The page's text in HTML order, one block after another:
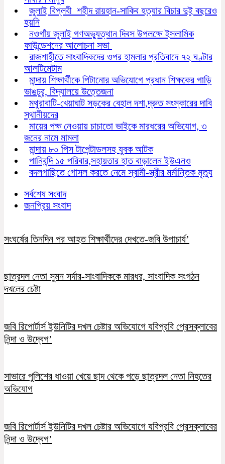
জুলাই বিপ্লবী শহীদ রায়হান-সাকিব হত্যার বিচার দুই বছরেও
হয়নি
নওগাঁয় জুলাই গণঅভ্যুত্থান দিবস উপলক্ষে ইসলামিক
ফাউন্ডেশনের আলোচনা সভা
রাজশাহীতে সাংবাদিকদের ওপর হামলার প্রতিবাদে ৭২ ঘণ্টার
আলটিমেটাম
মান্দায় শিক্ষার্থীকে পিটানোর অভিযোগে প্রধান শিক্ষকের গাড়ি
ভাঙচুর, বিদ্যালয়ে উত্তেজনা
মথুরাবাটি-খেয়াঘাট সড়কের বেহাল দশা,দ্রুত সংস্কারের দাবি
স্থানীয়দের
মায়ের পক্ষ নেওয়ায় চাচাতো ভাইকে মারধরের অভিযোগ, ৩
জনের নামে মামলা
মান্দায় ৮০ পিস টাপেন্টাডলসহ যুবক আটক
পানিবন্দি ১৫ পরিবার,সহায়তার হাত বাড়ালেন ইউএনও
বদলগাছিতে গোসল করতে নেমে স্বামী-স্ত্রীর মর্মান্তিক মৃত্যু
সর্বশেষ সংবাদ
জনপ্রিয় সংবাদ
সংঘর্ষের তিনদিন পর আহত শিক্ষার্থীদের দেখতে-জবি উপাচার্য’
ছাত্রদল নেতা সুমন সর্দার-সাংবাদিককে মারধর, সাংবাদিক সংগঠন
দখলের চেষ্টা
জবি রিপোর্টার্স ইউনিটির দখল চেষ্টার অভিযোগে যবিপ্রবি প্রেসক্লাবের
নিন্দা ও উদ্বেগ’
সাভারে পুলিশের ধাওয়া খেয়ে ছাদ থেকে পড়ে ছাত্রদল নেতা নিহতের
অভিযোগ
জবি রিপোর্টার্স ইউনিটির দখল চেষ্টার অভিযোগে যবিপ্রবি প্রেসক্লাবের
নিন্দা ও উদ্বেগ’